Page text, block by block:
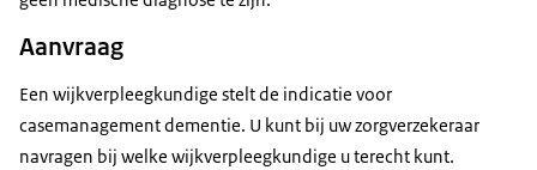
Aanvraag
Een wijkverpleegkundige stelt de indicatie voor
casemanagement dementie. U kunt bij uw zorgverzekeraar
navragen bij welke wijkverpleegkundige u terecht kunt.